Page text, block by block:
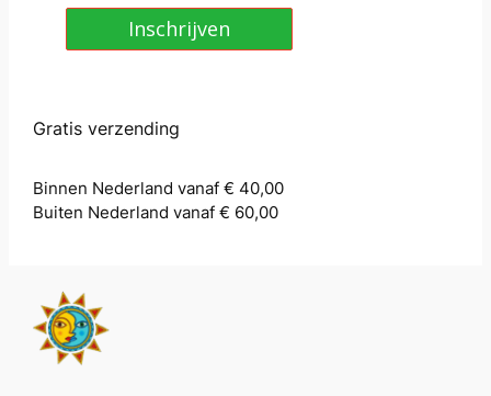
Inschrijven
Gratis verzending
Binnen Nederland vanaf € 40,00
Buiten Nederland vanaf € 60,00